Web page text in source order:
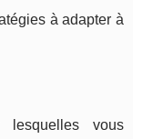
à adapter à
lesquelles vous